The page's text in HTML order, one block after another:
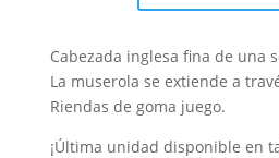
Cabezada inglesa fina de una
La muserola se extiende a
Riendas de goma juego.
¡Última unidad disponible en